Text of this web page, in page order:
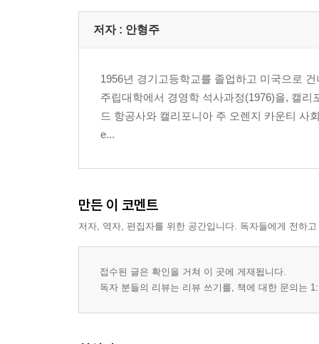
셔먼 부인의 한인 전도관
커니 시의 한인 ‘스쿨보이’들
유일한(柳一韓, 1894~1971)
이관수(1897~1917)
이노익(李魯翊, 1878~?)
커니 시의 한인들
주미 한국공관의 철거
부역자를 다룸
헤이그 세계평화회의
스티븐스 사건
애국동지대표회
저자 : 안형주
1956년 경기고등학교를 졸업하고 미국으로
주립대학에서 경영학 석사과정(1976)을, 캘
드 항공사와 캘리포니아 주 오렌지 카운티 사
e...
만든 이 코멘트
저자, 역자, 편집자를 위한 공간입니다. 독자들에게 전하
접수된 글은 확인을 거쳐 이 곳에 게재됩니다.
독자 분들의 리뷰는 리뷰 쓰기를, 책에 대한 문의는